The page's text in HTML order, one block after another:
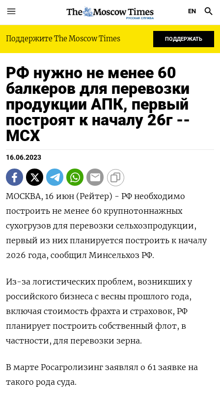
РУССКАЯ СЛУЖБА
EN
Поддержите The Moscow Times ПОДДЕРЖАТЬ
РФ нужно не менее 60
балкеров для перевозки
продукции АПК, первый
построят к началу 26г --
МСХ
16.06.2023
МОСКВА, 16 июн (Рейтер) - РФ необходимо
построить не менее 60 крупнотоннажных
сухогрузов для перевозки сельхозпродукции,
первый из них планируется построить к началу
2026 года, сообщил Минсельхоз РФ.
Из-за логистических проблем, возникших у
российского бизнеса с весны прошлого года,
включая стоимость фрахта и страховок, РФ
планирует построить собственный флот, в
частности, для перевозки зерна.
В марте Росагролизинг заявлял о 61 заявке на
такого рода суда.